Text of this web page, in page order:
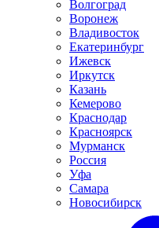
Волгоград
Воронеж
Владивосток
Екатеринбург
Ижевск
Иркутск
Казань
Кемерово
Краснодар
Красноярск
Мурманск
Россия
Уфа
Самара
Новосибирск